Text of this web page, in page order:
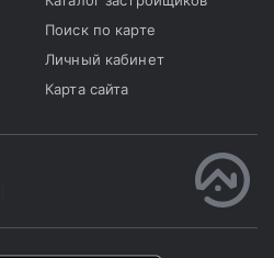
Поиск по карте
Личный кабинет
Карта сайта